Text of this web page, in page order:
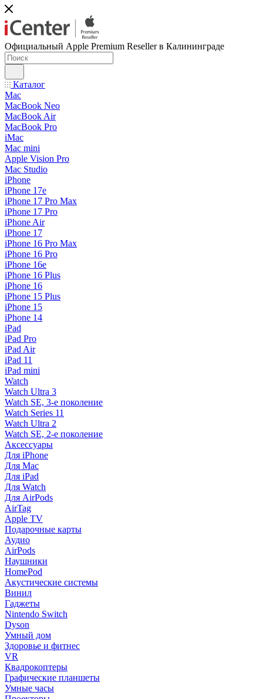
Официальный Apple Premium Reseller в Калининграде
Каталог
Mac
MacBook Neo
MacBook Air
MacBook Pro
iMac
Mac mini
Apple Vision Pro
Mac Studio
iPhone
iPhone 17e
iPhone 17 Pro Max
iPhone 17 Pro
iPhone Air
iPhone 17
iPhone 16 Pro Max
iPhone 16 Pro
iPhone 16e
iPhone 16 Plus
iPhone 16
iPhone 15 Plus
iPhone 15
iPhone 14
iPad
iPad Pro
iPad Air
iPad 11
iPad mini
Watch
Watch Ultra 3
Watch SE, 3-е поколение
Watch Series 11
Watch Ultra 2
Watch SE, 2-е поколение
Аксессуары
Для iPhone
Для Mac
Для iPad
Для Watch
Для AirPods
AirTag
Apple TV
Подарочные карты
Аудио
AirPods
Наушники
HomePod
Акустические системы
Винил
Гаджеты
Nintendo Switch
Dyson
Умный дом
Здоровье и фитнес
VR
Квадрокоптеры
Графические планшеты
Умные часы